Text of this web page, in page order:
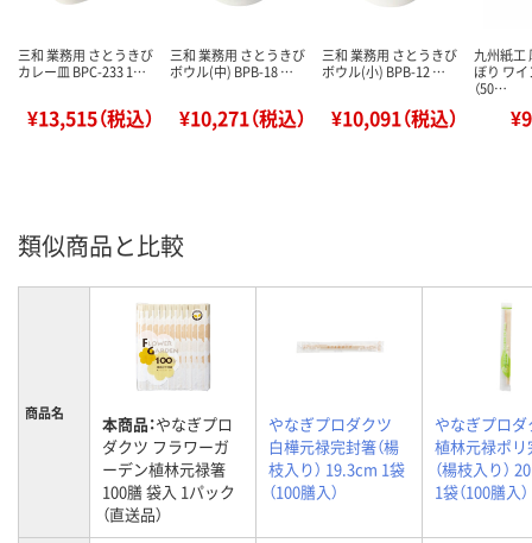
三和 業務用 さとうきび
カレー皿 BPC-233 1…
¥13,515（税込）
三和 業務用 さとうきび
ボウル(中) BPB-18 …
¥10,271（税込）
三和 業務用 さとうきび
ボウル(小) BPB-12 …
¥10,091（税込）
九州紙工
ぼり ワ
（50…
類似商品と比較
商品名 本商品：やなぎプロ
ダクツ フラワーガ
ーデン植林元禄箸
100膳 袋入 1パック
（直送品）
やなぎプロダクツ
白樺元禄完封箸（楊
枝入り） 19.3cm 1袋
（100膳入）
やなぎプロダ
植林元禄ポリ
（楊枝入り）
1袋（100膳入）